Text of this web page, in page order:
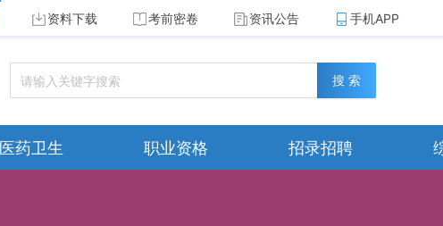
资料下载 考前密卷 资讯公告 手机APP
搜 索
医药卫生 职业资格 招录招聘